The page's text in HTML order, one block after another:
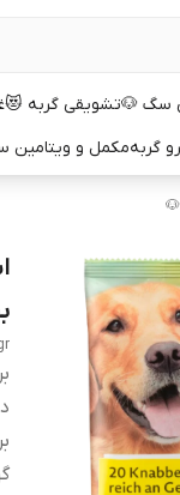
سگ 🐶تشویقی گربه 😻
گربهمکمل و ویتامین